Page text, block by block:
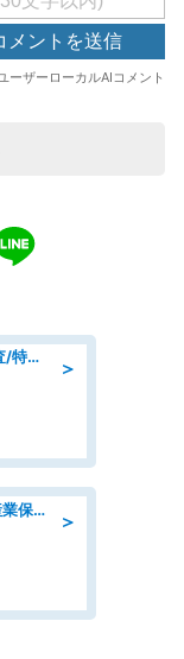
＞
トヨタ自動車 上郷工場で部品の検査/特典168万/tutumi
＞
「土日祝休み」ヘルスケア業界の産業保健師/高時給/未経験OK/要資格:保健師、正看護師